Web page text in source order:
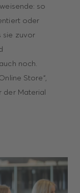
so
oder
sie zuvor
noch.
Store“,
der Material